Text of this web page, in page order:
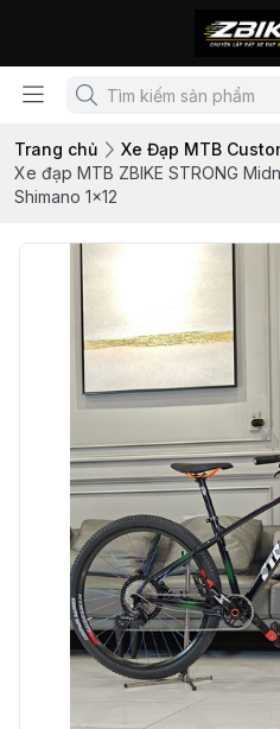
Trang chủ
Xe Đạp MTB
Xe đạp MTB ZBIKE STRONG
Shimano 1x12